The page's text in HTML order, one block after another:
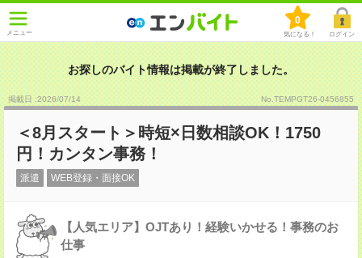
メニュー
0
気になる！ ログイン
お探しのバイト情報は掲載が終了しました。
掲載日 :2026/07/14 No.TEMPGT26-0456855
＜8月スタート＞時短×日数相談OK！1750
円！カンタン事務！
派遣 WEB登録・面接OK
【人気エリア】OJTあり！経験いかせる！事務のお
仕事